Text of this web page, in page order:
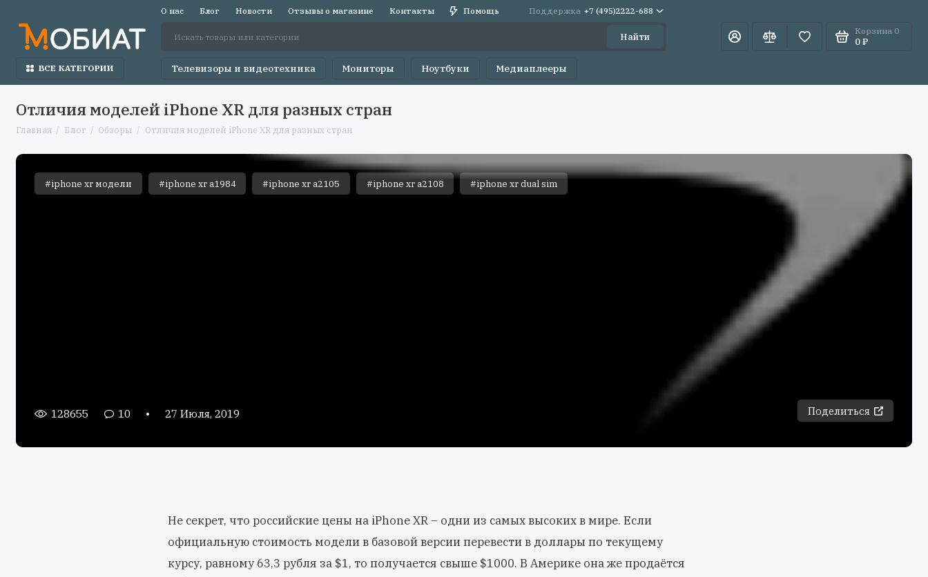
О нас Блог Новости Отзывы о магазине Контакты Помощь Поддержка +7 (495)2222-688
Найти
Корзина 0
0 ₽
ВСЕ КАТЕГОРИИ Телевизоры и видеотехника Мониторы Ноутбуки Медиаплееры
Отличия моделей iPhone XR для разных стран
Главная Блог Обзоры Отличия моделей iPhone XR для разных стран
#iphone xr модели #iphone xr a1984 #iphone xr a2105 #iphone xr a2108 #iphone xr dual sim
128655 10 27 Июля, 2019 Поделиться
Не секрет, что российские цены на iPhone XR – одни из самых высоких в мире. Если
официальную стоимость модели в базовой версии перевести в доллары по текущему
курсу, равному 63,3 рубля за $1, то получается свыше $1000. В Америке она же продаётся